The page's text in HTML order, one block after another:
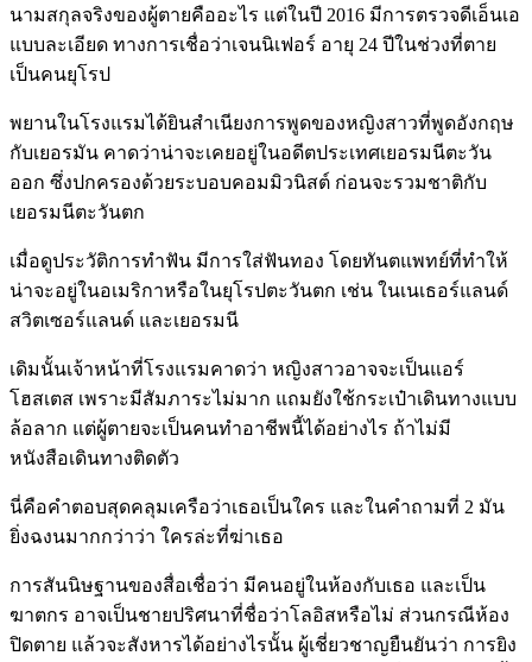
นามสกุลจริงของผู้ตายคืออะไร แต่ในปี 2016 มีการตรวจดีเอ็นเอ
แบบละเอียด ทางการเชื่อว่าเจนนิเฟอร์ อายุ 24 ปีในช่วงที่ตาย
เป็นคนยุโรป
พยานในโรงแรมได้ยินสำเนียงการพูดของหญิงสาวที่พูดอังกฤษ
กับเยอรมัน คาดว่าน่าจะเคยอยู่ในอดีตประเทศเยอรมนีตะวัน
ออก ซึ่งปกครองด้วยระบอบคอมมิวนิสต์ ก่อนจะรวมชาติกับ
เยอรมนีตะวันตก
เมื่อดูประวัติการทำฟัน มีการใส่ฟันทอง โดยทันตแพทย์ที่ทำให้
น่าจะอยู่ในอเมริกาหรือในยุโรปตะวันตก เช่น ในเนเธอร์แลนด์
สวิตเซอร์แลนด์ และเยอรมนี
เดิมนั้นเจ้าหน้าที่โรงแรมคาดว่า หญิงสาวอาจจะเป็นแอร์
โฮสเตส เพราะมีสัมภาระไม่มาก แถมยังใช้กระเป๋าเดินทางแบบ
ล้อลาก แต่ผู้ตายจะเป็นคนทำอาชีพนี้ได้อย่างไร ถ้าไม่มี
หนังสือเดินทางติดตัว
นี่คือคำตอบสุดคลุมเครือว่าเธอเป็นใคร และในคำถามที่ 2 มัน
ยิ่งฉงนมากกว่าว่า ใครล่ะที่ฆ่าเธอ
การสันนิษฐานของสื่อเชื่อว่า มีคนอยู่ในห้องกับเธอ และเป็น
ฆาตกร อาจเป็นชายปริศนาที่ชื่อว่าโลอิสหรือไม่ ส่วนกรณีห้อง
ปิดตาย แล้วจะสังหารได้อย่างไรนั้น ผู้เชี่ยวชาญยืนยันว่า การยิง